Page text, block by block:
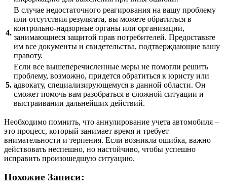
4.
В случае недостаточного реагирования на вашу проблему
или отсутствия результата, вы можете обратиться в
контрольно-надзорные органы или организации,
занимающиеся защитой прав потребителей. Предоставьте
им все документы и свидетельства, подтверждающие вашу
правоту.
5.
Если все вышеперечисленные меры не помогли решить
проблему, возможно, придется обратиться к юристу или
адвокату, специализирующемуся в данной области. Он
сможет помочь вам разобраться в сложной ситуации и
выстраивании дальнейших действий.
Необходимо помнить, что аннулирование учета автомобиля –
это процесс, который занимает время и требует
внимательности и терпения. Если возникла ошибка, важно
действовать неспешно, но настойчиво, чтобы успешно
исправить произошедшую ситуацию.
Похожие Записи: